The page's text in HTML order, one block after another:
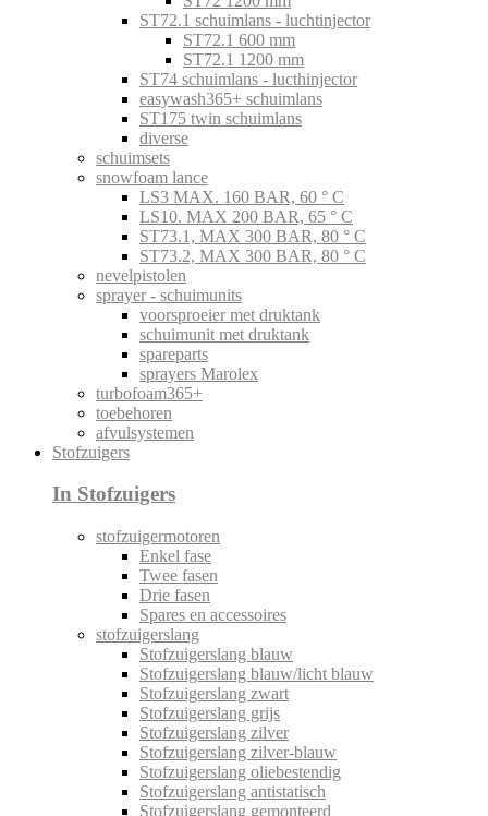
ST72.1 schuimlans - luchtinjector
ST72.1 600 mm
ST72.1 1200 mm
ST74 schuimlans - lucthinjector
easywash365+ schuimlans
ST175 twin schuimlans
diverse
schuimsets
snowfoam lance
LS3 MAX. 160 BAR, 60 ° C
LS10. MAX 200 BAR, 65 ° C
ST73.1, MAX 300 BAR, 80 ° C
ST73.2, MAX 300 BAR, 80 ° C
nevelpistolen
sprayer - schuimunits
voorsproeier met druktank
schuimunit met druktank
spareparts
sprayers Marolex
turbofoam365+
toebehoren
afvulsystemen
Stofzuigers
In Stofzuigers
stofzuigermotoren
Enkel fase
Twee fasen
Drie fasen
Spares en accessoires
stofzuigerslang
Stofzuigerslang blauw
Stofzuigerslang blauw/licht blauw
Stofzuigerslang zwart
Stofzuigerslang grijs
Stofzuigerslang zilver
Stofzuigerslang zilver-blauw
Stofzuigerslang oliebestendig
Stofzuigerslang antistatisch
Stofzuigerslang gemonteerd